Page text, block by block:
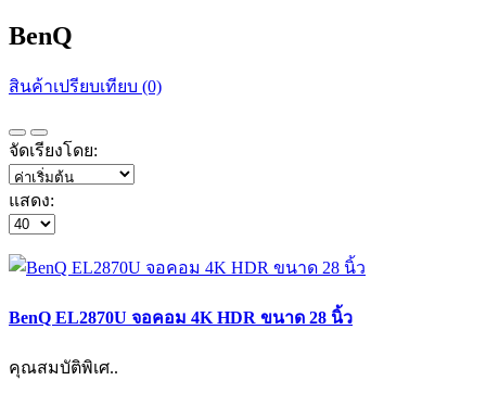
BenQ
สินค้าเปรียบเทียบ (0)
จัดเรียงโดย:
แสดง:
BenQ EL2870U จอคอม 4K HDR ขนาด 28 นิ้ว
คุณสมบัติพิเศ..